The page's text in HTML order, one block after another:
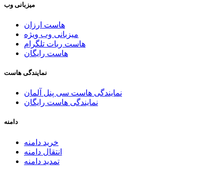
میزبانی وب
هاست ارزان
میزبانی وب ویژه
هاست ربات تلگرام
هاست رایگان
نمایندگی هاست
نمایندگی هاست سی پنل آلمان
نمایندگی هاست رایگان
دامنه
خرید دامنه
انتقال دامنه
تمدید دامنه